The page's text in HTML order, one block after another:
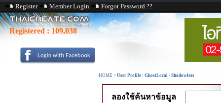
Register Member Login Forgot Password ??
Registered : 109,038
HOME > User Profile : GhostLocal - Shadowless
ลองใช้ค้นหาข้อมูล